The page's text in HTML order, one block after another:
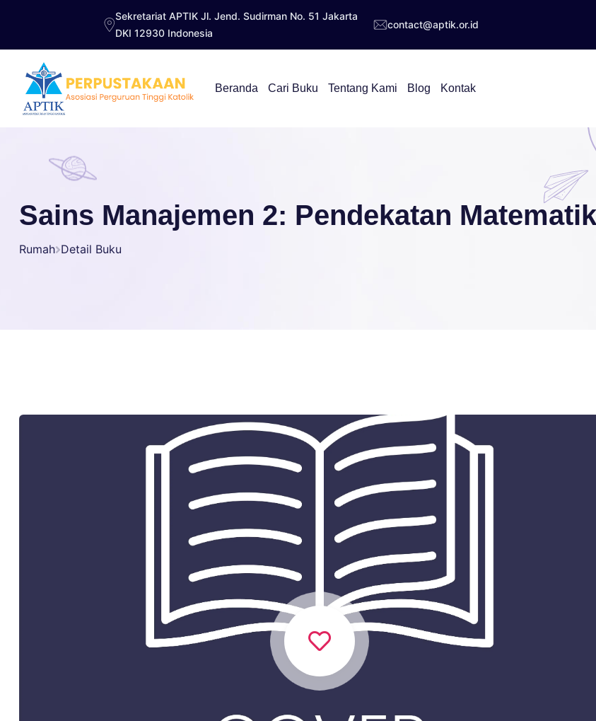
Sekretariat APTIK Jl. Jend. Sudirman No. 51 Jakarta
DKI 12930 Indonesia
contact@aptik.or.id
Beranda Cari Buku Tentang Kami Blog Kontak
Sains Manajemen 2: Pendekatan
Rumah Detail Buku